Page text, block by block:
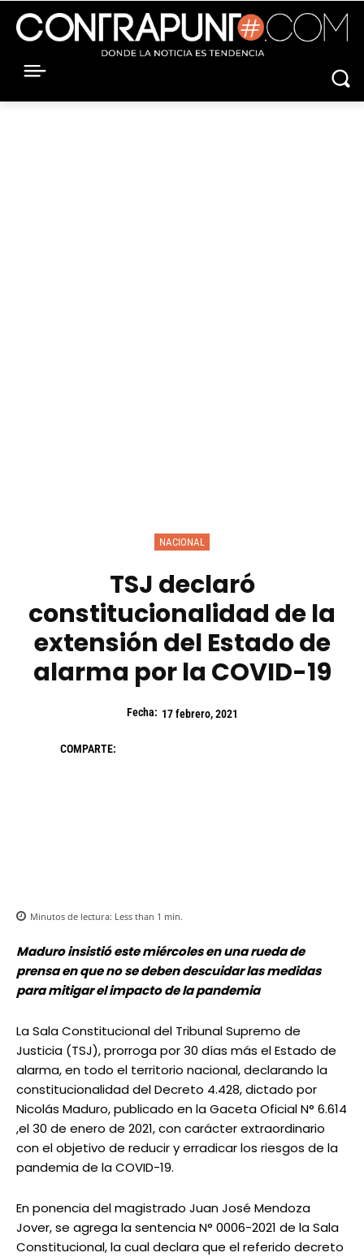
NACIONAL
TSJ declaró
constitucionalidad de la
extensión del Estado de
alarma por la COVID-19
Fecha: 17 febrero, 2021
COMPARTE:
Minutos de lectura: Less than 1 min.
Maduro insistió este miércoles en una rueda de
prensa en que no se deben descuidar las medidas
para mitigar el impacto de la pandemia
La Sala Constitucional del Tribunal Supremo de
Justicia (TSJ), prorroga por 30 días más el Estado de
alarma, en todo el territorio nacional, declarando la
constitucionalidad del Decreto 4.428, dictado por
Nicolás Maduro, publicado en la Gaceta Oficial N° 6.614
,el 30 de enero de 2021, con carácter extraordinario
con el objetivo de reducir y erradicar los riesgos de la
pandemia de la COVID-19.
En ponencia del magistrado Juan José Mendoza
Jover, se agrega la sentencia N° 0006-2021 de la Sala
Constitucional, la cual declara que el referido decreto